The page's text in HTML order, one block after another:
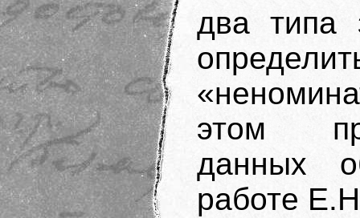
два типа
этом
данных
работе